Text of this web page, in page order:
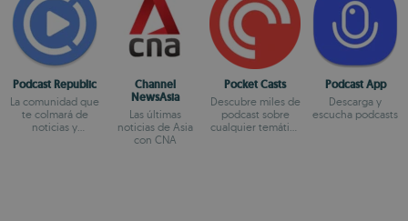
Podcast Republic
La comunidad que
te colmará de
noticias y
Channel
NewsAsia
Las últimas
noticias de Asia
con CNA
Pocket Casts
Descubre miles de
podcast sobre
cualquier temática
Podcast App
Descarga y
escucha podcasts